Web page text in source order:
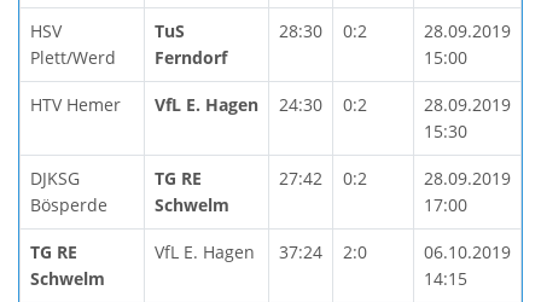
HSV
Plett/Werd
TuS
Ferndorf
28:30 0:2
28.09.2019
15:00
HTV Hemer VfL E. Hagen 24:30 0:2
28.09.2019
15:30
DJKSG
Bösperde
TG RE
Schwelm
27:42 0:2
28.09.2019
17:00
TG RE
Schwelm
VfL E. Hagen 37:24 2:0
06.10.2019
14:15